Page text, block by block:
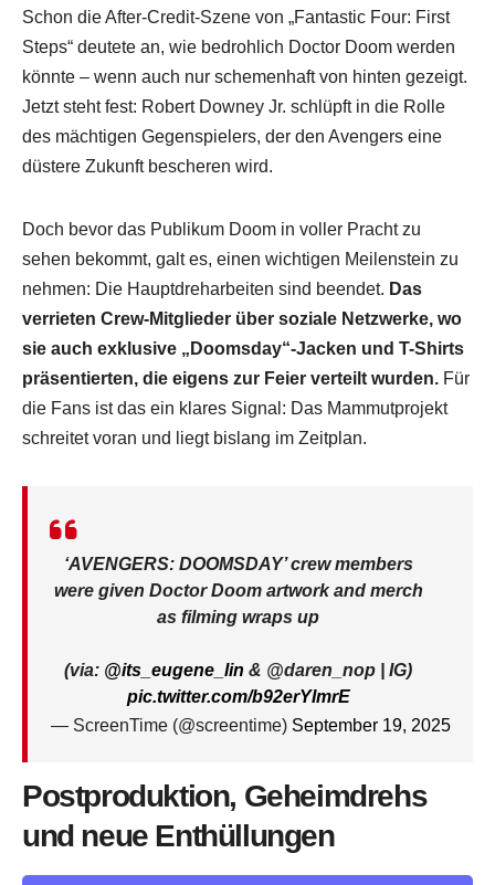
Schon die After-Credit-Szene von „Fantastic Four: First
Steps“ deutete an, wie bedrohlich Doctor Doom werden
könnte – wenn auch nur schemenhaft von hinten gezeigt.
Jetzt steht fest: Robert Downey Jr. schlüpft in die Rolle
des mächtigen Gegenspielers, der den Avengers eine
düstere Zukunft bescheren wird.
Doch bevor das Publikum Doom in voller Pracht zu
sehen bekommt, galt es, einen wichtigen Meilenstein zu
nehmen: Die Hauptdreharbeiten sind beendet. Das
verrieten Crew-Mitglieder über soziale Netzwerke, wo
sie auch exklusive „Doomsday“-Jacken und T-Shirts
präsentierten, die eigens zur Feier verteilt wurden. Für
die Fans ist das ein klares Signal: Das Mammutprojekt
schreitet voran und liegt bislang im Zeitplan.
‘AVENGERS: DOOMSDAY’ crew members
were given Doctor Doom artwork and merch
as filming wraps up
(via: @its_eugene_lin & @daren_nop | IG)
pic.twitter.com/b92erYImrE
— ScreenTime (@screentime) September 19, 2025
Postproduktion, Geheimdrehs
und neue Enthüllungen